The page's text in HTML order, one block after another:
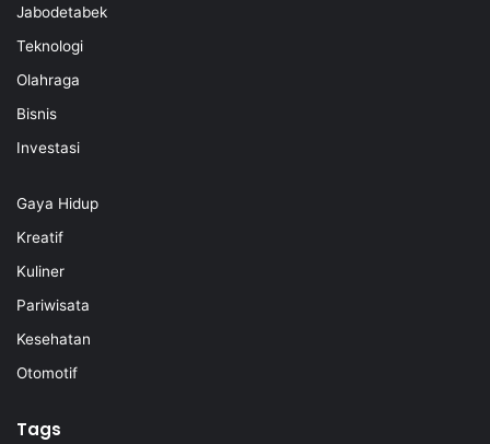
Jabodetabek
Teknologi
Olahraga
Bisnis
Investasi
Gaya Hidup
Kreatif
Kuliner
Pariwisata
Kesehatan
Otomotif
Tags